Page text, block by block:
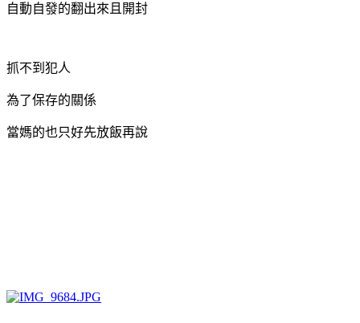
自動自發的翻出來且開封
抓不到犯人
為了保存的關係
當媽的也只好先放飯再說